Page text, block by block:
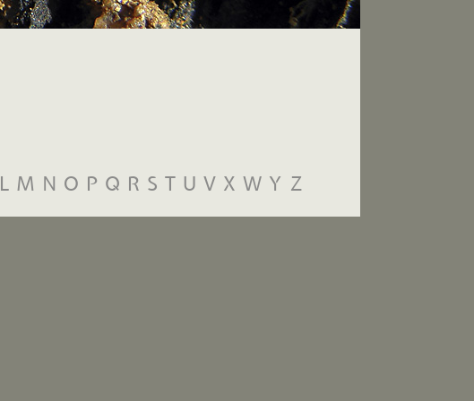
L M N O P Q R S T U V X W Y Z